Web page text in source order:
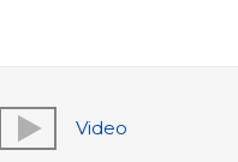
Video